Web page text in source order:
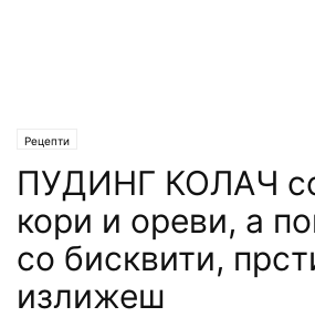
Рецепти
ПУДИНГ КОЛАЧ
кори и ореви, а
со бисквити,
излижеш